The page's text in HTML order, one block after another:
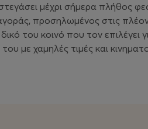
μέχρι σήμερα πλήθος
προσηλωμένος στις πλέον
του κοινό που τον επιλέγει
με χαμηλές τιμές και